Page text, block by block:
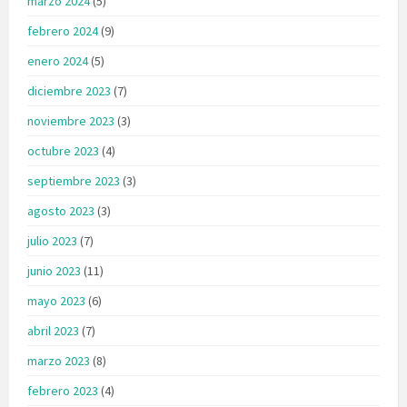
febrero 2024(9)
enero 2024(5)
diciembre 2023 (7)
noviembre 2023 (3)
octubre 2023 (4)
septiembre 2023 (3)
agosto 2023 (3)
julio 2023 (7)
junio 2023 (11)
mayo 2023 (6)
abril 2023 (7)
marzo 2023 (8)
febrero 2023 (4)